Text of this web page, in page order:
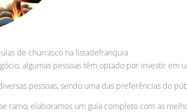
de churrasco na listadefranquia
algumas pessoas têm optado por investir em
pessoas, sendo uma das preferências do
ramo, elaboramos um guia completo com as